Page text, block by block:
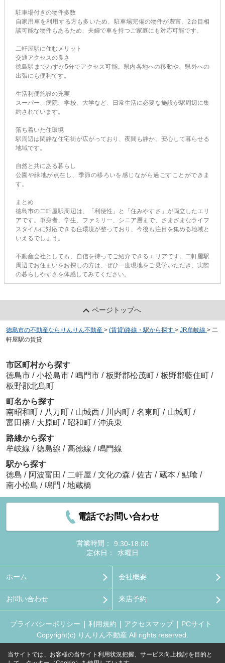
駐車場付きの物件多数
自家用車を利用する方も多いため、駐車場完備の物件が豊富。2台目相
談可能な物件もあるため、夫婦で車を持つご家庭にも対応可能です。
二軒屋駅に住むメリット
交通アクセスの良さ
徳島駅までわずか5分でアクセス可能。県内各地への移動や、県外への
出張にも便利です。
生活利便施設の充実
スーパー、病院、学校、大学など、日常生活に必要な施設が駅周辺に集
約されています。
落ち着いた住環境
駅周辺は閑静な住宅街が広がっており、夜間も静か。安心して暮らせる
地域です。
自然と共にある暮らし
公園や緑地が点在し、季節の移ろいを感じながら過ごすことができま
す。
まとめ
徳島市の二軒屋駅周辺は、「利便性」と「住みやすさ」が両立したエリ
アです。単身者、学生、ファミリー、シニア層まで、さまざまなライフ
スタイルに対応できる住環境が整っており、今後も注目を集める地域と
いえるでしょう。
不動産会社としても、自信を持ってご紹介できるエリアです。二軒屋駅
周辺でお住まいをお探しの方は、ぜひ一度現地をご見学いただき、実際
の暮らしやすさを体感してみてください。
ページトップへ
徳島市の不動産ならりんりん不動産 > (賃貸)路線・駅から探す > JR牟岐線 > 二
軒屋駅の賃貸
市区町村から探す
徳島市 / 小松島市 / 鳴門市 / 板野郡松茂町 / 板野郡藍住町 /
板野郡北島町
町名から探す
南昭和町 / 八万町 / 山城西 / 川内町 / 名東町 / 山城町 /
富田橋 / 大原町 / 昭和町 / 沖浜東
路線から探す
牟岐線 / 徳島線 / 高徳線 / 鳴門線
駅から探す
徳島 / 阿波富田 / 二軒屋 / 文化の森 / 佐古 / 蔵本 / 鮎喰 /
南小松島 / 鳴門 / 地蔵橋
電話でお問い合わせ
営業時間：
9:30-18:00
定休日：
水曜日
ホーム 会社概要
お問い合わせ 来店予約
プライバシーポリシー 利用規約 アクセスマップ
PCサイト
Copyright(c) りんりん不動産 All rights reserved.
当サイトでは、お客様の当サイト利用状況把握、サービス向上検討を目的と